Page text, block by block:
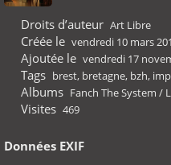
Droits d’auteur Art Libre
Créée le vendredi 10 mars
Ajoutée le vendredi 17
Tags brest, bretagne, bzh,
Albums Fanch The System /
Visites 469
Données EXIF